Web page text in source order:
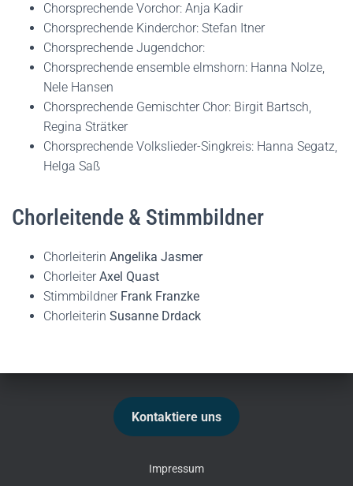
Chorsprechende Vorchor: Anja Kadir
Chorsprechende Kinderchor: Stefan Itner
Chorsprechende Jugendchor:
Chorsprechende ensemble elmshorn: Hanna Nolze,
Nele Hansen
Chorsprechende Gemischter Chor: Birgit Bartsch,
Regina Strätker
Chorsprechende Volkslieder-Singkreis: Hanna Segatz,
Helga Saß
Chorleitende & Stimmbildner
Chorleiterin Angelika Jasmer
ChorleiterAxel Quast
Stimmbildner Frank Franzke
Chorleiterin Susanne Drdack
Kontaktiere uns
Impressum